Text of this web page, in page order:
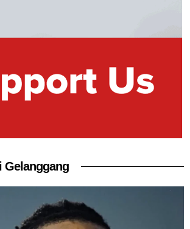
Gelanggang